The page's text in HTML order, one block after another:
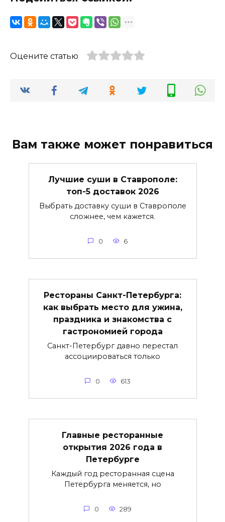
Оцените статью
Вам также может понравиться
Лучшие суши в Ставрополе:
топ-5 доставок 2026
Выбрать доставку суши в Ставрополе
сложнее, чем кажется.
0 6
Рестораны Санкт-Петербурга:
как выбрать место для ужина,
праздника и знакомства с
гастрономией города
Санкт-Петербург давно перестал
ассоциироваться только
0 613
Главные ресторанные
открытия 2026 года в
Петербурге
Каждый год ресторанная сцена
Петербурга меняется, но
0 289